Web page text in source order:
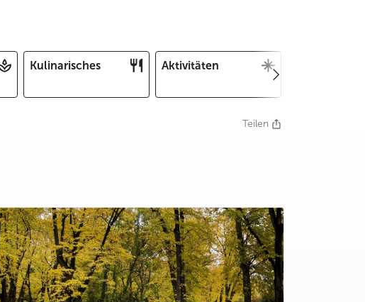
Kulinarisches Aktivitäten
Teilen